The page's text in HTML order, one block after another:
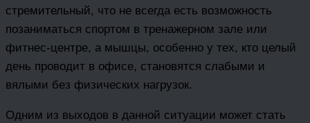
стремительный, что не всегда есть возможность
позаниматься спортом в тренажерном зале или
фитнес-центре, а мышцы, особенно у тех, кто целый
день проводит в офисе, становятся слабыми и
вялыми без физических нагрузок.
Одним из выходов в данной ситуации может стать